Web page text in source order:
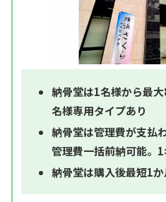
納骨堂は1名様から最
名様専用タイプあり
納骨堂は管理費が支払
管理費一括前納可能。
納骨堂は購入後最短1